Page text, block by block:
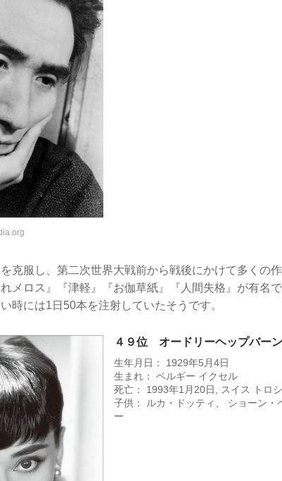
克服し、第二次世界大戦前から戦後にかけて多くの
メロス』『津軽』『お伽草紙』『人間失格』が有名
時には1日50本を注射していたそうです。
４９位 オードリーヘップバー
生年月日： 1929年5月4日
生まれ： ベルギー イクセル
死亡： 1993年1月20日, スイス トロ
子供： ルカ・ドッティ、 ショーン・
ー